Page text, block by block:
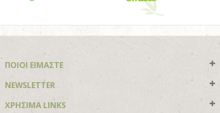
ΠΟΙΟΙ ΕΙΜΑΣΤΕ
NEWSLETTER
ΧΡΗΣΙΜΑ LINKS